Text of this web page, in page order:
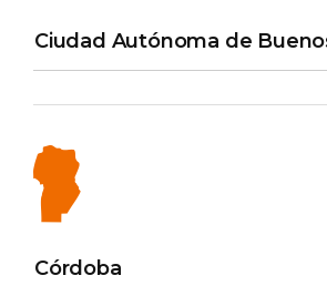
Ciudad Autónoma de
Córdoba